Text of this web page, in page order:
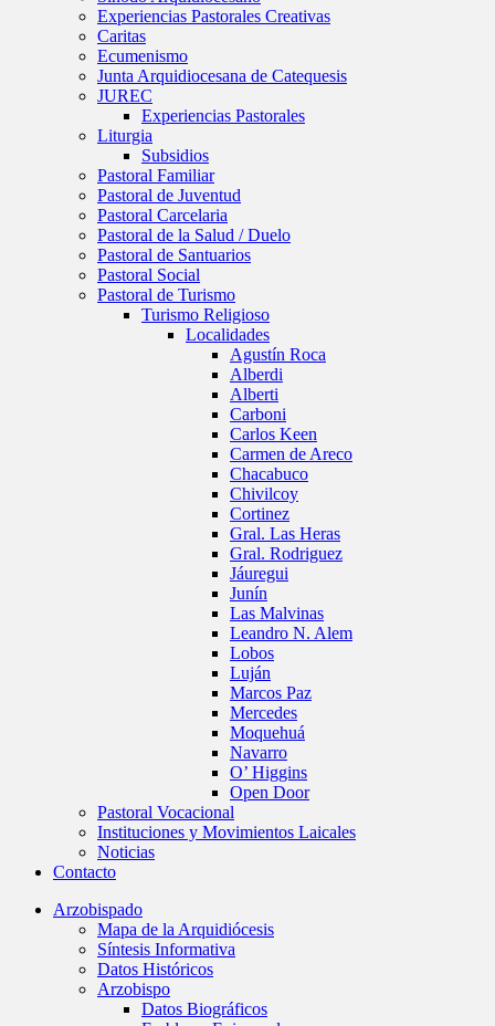
Experiencias Pastorales Creativas
Caritas
Ecumenismo
Junta Arquidiocesana de Catequesis
JUREC
Experiencias Pastorales
Liturgia
Subsidios
Pastoral Familiar
Pastoral de Juventud
Pastoral Carcelaria
Pastoral de la Salud / Duelo
Pastoral de Santuarios
Pastoral Social
Pastoral de Turismo
Turismo Religioso
Localidades
Agustín Roca
Alberdi
Alberti
Carboni
Carlos Keen
Carmen de Areco
Chacabuco
Chivilcoy
Cortinez
Gral. Las Heras
Gral. Rodriguez
Jáuregui
Junín
Las Malvinas
Leandro N. Alem
Lobos
Luján
Marcos Paz
Mercedes
Moquehuá
Navarro
O’ Higgins
Open Door
Pastoral Vocacional
Instituciones y Movimientos Laicales
Noticias
Contacto
Arzobispado
Mapa de la Arquidiócesis
Síntesis Informativa
Datos Históricos
Arzobispo
Datos Biográficos